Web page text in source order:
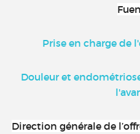
Prise en charge de
Douleur et
Direction générale de